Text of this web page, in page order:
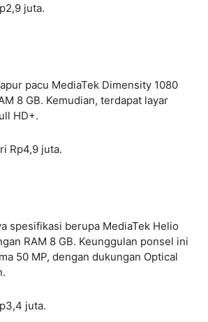
juta.
pacu MediaTek Dimensity 1080
8 GB. Kemudian, terdapat layar
HD+.
Rp4,9 juta.
spesifikasi berupa MediaTek Helio
RAM 8 GB. Keunggulan ponsel ini
50 MP, dengan dukungan Optical
juta.